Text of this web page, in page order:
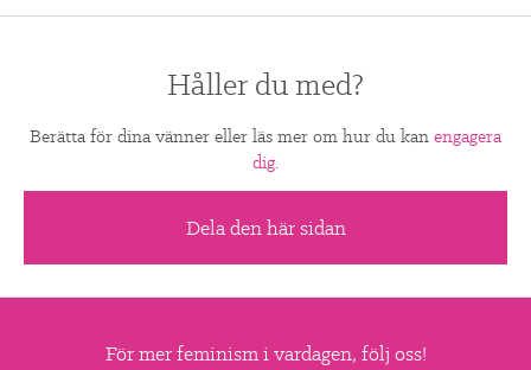
Håller du med?
Berätta för dina vänner eller läs mer om hur du kan engagera
dig.
Dela den här sidan
För mer feminism i vardagen, följ oss!